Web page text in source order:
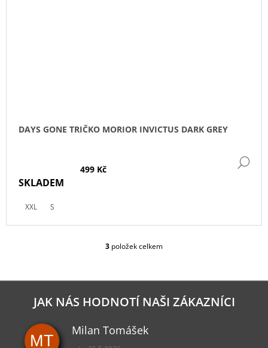
DAYS GONE TRIČKO MORIOR INVICTUS DARK GREY
499 Kč
SKLADEM
XXL S
O
Á
D
A
Í
3 položek celkem
JAK NÁS HODNOTÍ NAŠI ZÁKAZNÍCI
MT
Milan Tomášek